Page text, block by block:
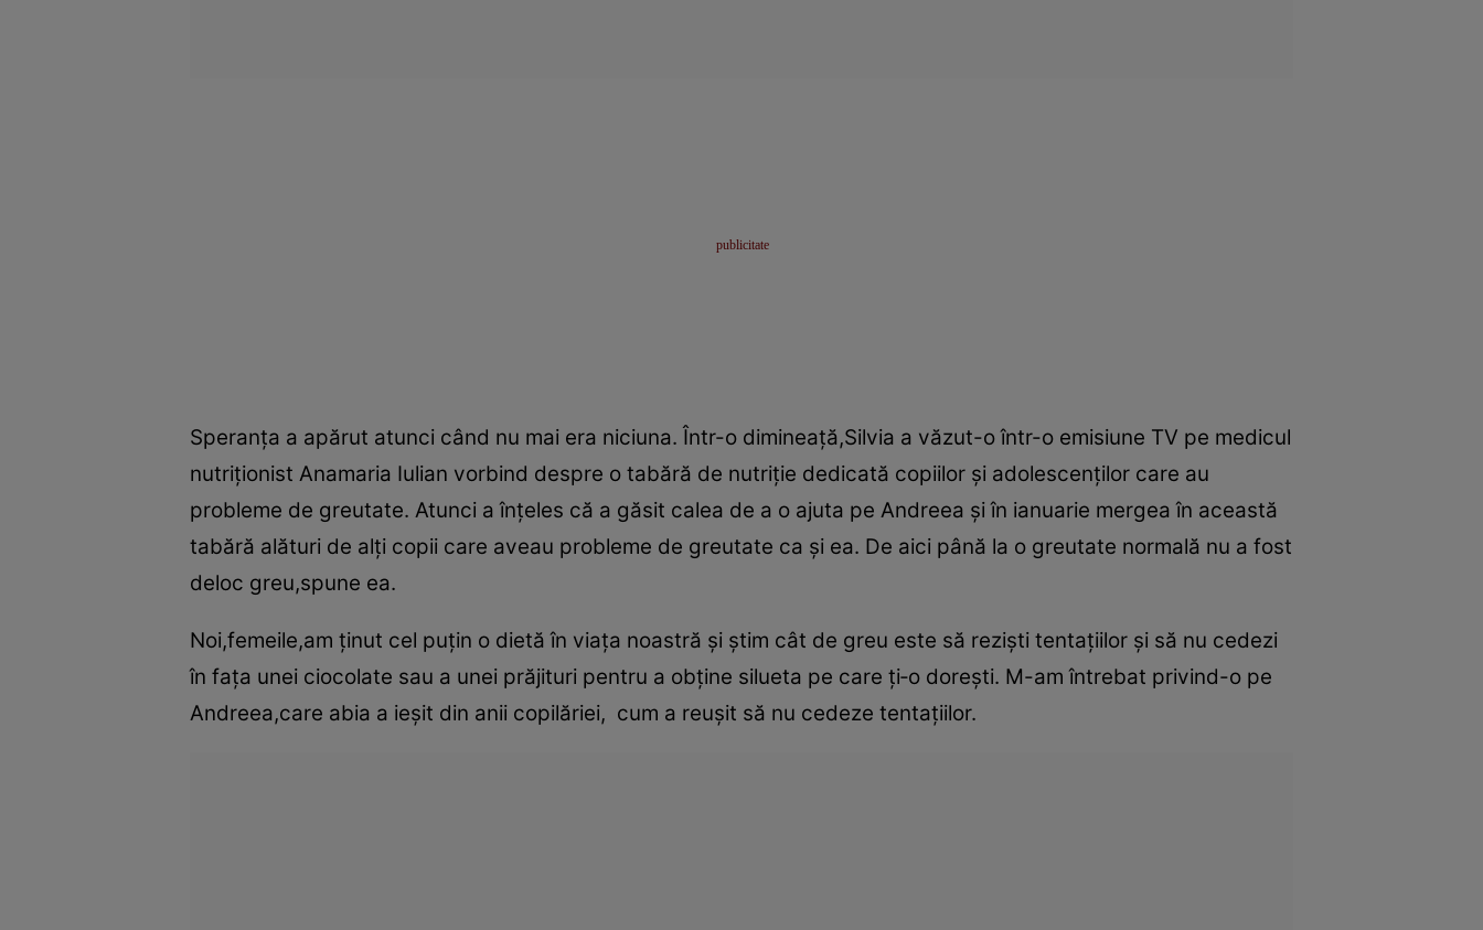
Speranţa a apărut atunci când nu mai era niciuna. Într-o dimineaţă,Silvia a văzut-o într-o emisiune TV pe medicul
nutriţionist Anamaria Iulian vorbind despre o tabără de nutriţie dedicată copiilor şi adolescenţilor care au
probleme de greutate. Atunci a înţeles că a găsit calea de a o ajuta pe Andreea şi în ianuarie mergea în această
tabără alături de alţi copii care aveau probleme de greutate ca şi ea. De aici până la o greutate normală nu a fost
deloc greu,spune ea.
Noi,femeile,am ţinut cel puţin o dietă în viaţa noastră şi ştim cât de greu este să rezişti tentaţiilor şi să nu cedezi
în faţa unei ciocolate sau a unei prăjituri pentru a obţine silueta pe care ţi‑o doreşti. M-am întrebat privind-o pe
Andreea,care abia a ieşit din anii copilăriei, cum a reuşit să nu cedeze tentaţiilor.